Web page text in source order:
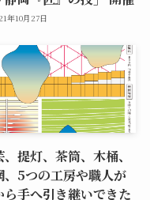
年10月27日
提灯、茶筒、木桶、
、5つの工房や職人が
ら手へ引き継いできた